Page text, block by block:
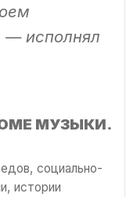
— исполнял
МУЗЫКИ.
социально-
истории